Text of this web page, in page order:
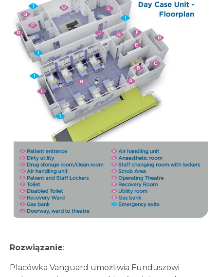
Rozwiązanie:
Placówka Vanguard umożliwia Funduszowi